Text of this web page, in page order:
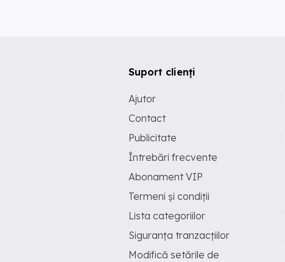
Suport clienți
Ajutor
Contact
Publicitate
Întrebări frecvente
Abonament VIP
Termeni și condiții
Lista categoriilor
Siguranța tranzacțiilor
Modifică setările de